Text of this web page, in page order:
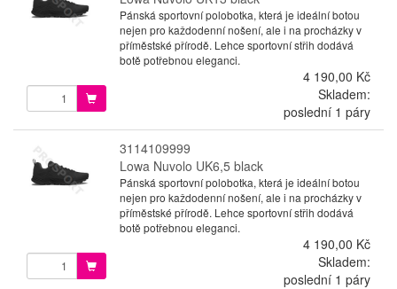
Pánská sportovní polobotka, která je ideální botou
nejen pro každodenní nošení, ale i na procházky v
příměstské přírodě. Lehce sportovní střih dodává
botě potřebnou eleganci.
4 190,00 Kč
Skladem:
poslední 1 páry
3114109999
Lowa Nuvolo UK6,5 black
Pánská sportovní polobotka, která je ideální botou
nejen pro každodenní nošení, ale i na procházky v
příměstské přírodě. Lehce sportovní střih dodává
botě potřebnou eleganci.
4 190,00 Kč
Skladem:
poslední 1 páry